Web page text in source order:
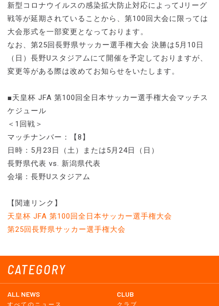
CATEGORY
ALL NEWS
すべてのニュース
CLUB
クラブ
新型コロナウイルスの感染拡大防止対応によってJリーグ
戦等が延期されていることから、第100回大会に限っては
大会形式を一部変更となっております。
なお、第25回長野県サッカー選手権大会 決勝は5月10日
（日）長野Uスタジアムにて開催を予定しておりますが、
変更等がある際は改めてお知らせをいたします。
■天皇杯 JFA 第100回全日本サッカー選手権大会マッチス
ケジュール
＜1回戦＞
マッチナンバー：【8】
日時：5月23日（土）または5月24日（日）
長野県代表 vs. 新潟県代表
会場：長野Uスタジアム
【関連リンク】
天皇杯 JFA 第100回全日本サッカー選手権大会
第25回長野県サッカー選手権大会